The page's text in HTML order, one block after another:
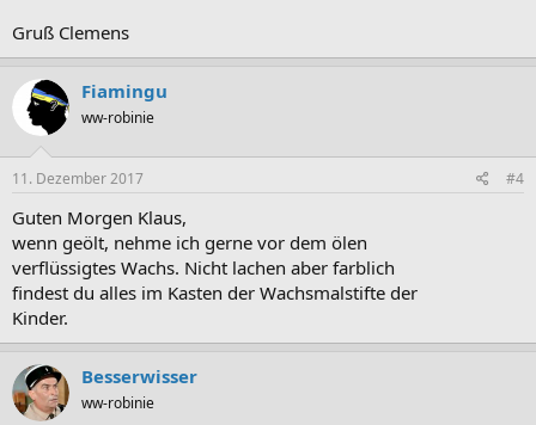
Gruß Clemens
Fiamingu
ww-robinie
11. Dezember 2017 #4
Guten Morgen Klaus,
wenn geölt, nehme ich gerne vor dem ölen
verflüssigtes Wachs. Nicht lachen aber farblich
findest du alles im Kasten der Wachsmalstifte der
Kinder.
Besserwisser
ww-robinie